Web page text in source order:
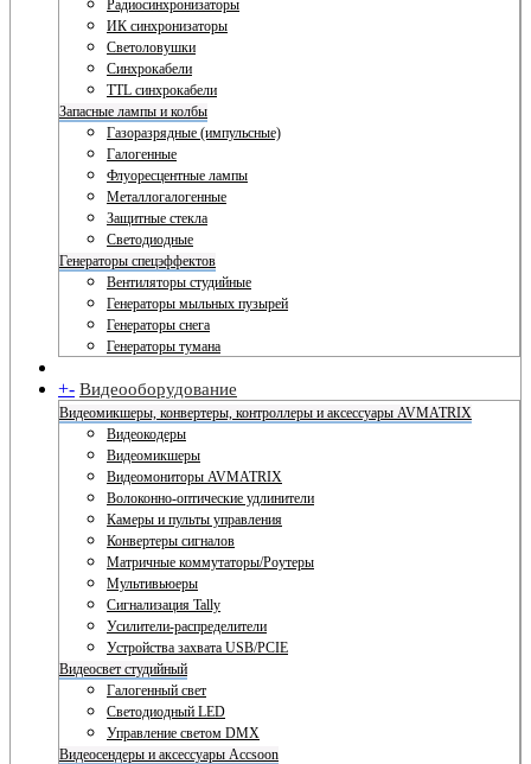
Радиосинхронизаторы
ИК синхронизаторы
Светоловушки
Синхрокабели
TTL синхрокабели
Запасные лампы и колбы
Газоразрядные (импульсные)
Галогенные
Флуоресцентные лампы
Металлогалогенные
Защитные стекла
Светодиодные
Генераторы спецэффектов
Вентиляторы студийные
Генераторы мыльных пузырей
Генераторы снега
Генераторы тумана
+- Видеооборудование
Видеомикшеры, конвертеры, контроллеры и аксессуары AVMATRIX
Видеокодеры
Видеомикшеры
Видеомониторы AVMATRIX
Волоконно-оптические удлинители
Камеры и пульты управления
Конвертеры сигналов
Матричные коммутаторы/Роутеры
Мультивьюеры
Сигнализация Tally
Усилители-распределители
Устройства захвата USB/PCIE
Видеосвет студийный
Галогенный свет
Светодиодный LED
Управление светом DMX
Видеосендеры и аксессуары Accsoon